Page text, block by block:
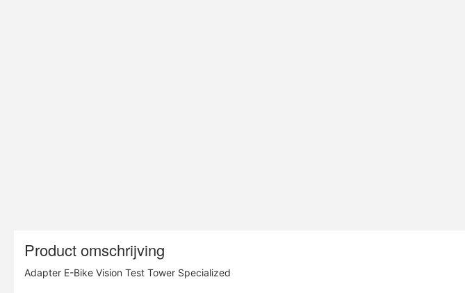
Product omschrijving
Adapter E-Bike Vision Test Tower Specialized